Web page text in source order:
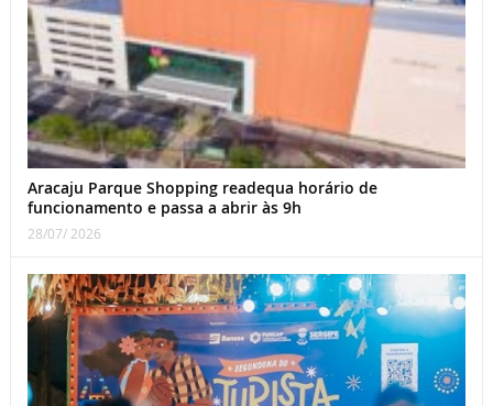
Aracaju Parque Shopping readequa horário de
funcionamento e passa a abrir às 9h
28/07/ 2026